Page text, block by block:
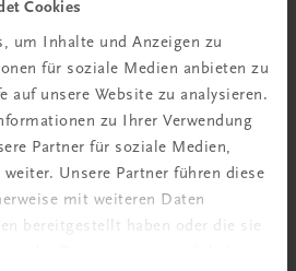
Cookies
um Inhalte und Anzeigen zu
für soziale Medien anbieten zu
auf unsere Website zu analysieren.
zu Ihrer Verwendung
Partner für soziale Medien,
Unsere Partner führen diese
mit weiteren Daten
bereitgestellt haben oder die sie
Zucker • Gebackenes